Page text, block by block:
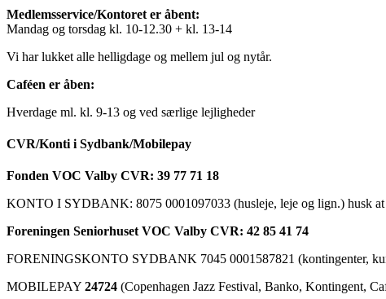
Medlemsservice/Kontoret er åbent:
Mandag og torsdag kl. 10-12.30 + kl. 13-14
Vi har lukket alle helligdage og mellem jul og nytår.
Caféen er åben:
Hverdage ml. kl. 9-13 og ved særlige lejligheder
CVR/Konti i Sydbank/Mobilepay
Fonden VOC Valby CVR: 39 77 71 18
KONTO I SYDBANK: 8075 0001097033 (husleje, leje og lign.) husk at
Foreningen Seniorhuset VOC Valby CVR: 42 85 41 74
FORENINGSKONTO SYDBANK 7045 0001587821 (kontingenter,
MOBILEPAY 24724 (Copenhagen Jazz Festival, Banko, Kontingent,